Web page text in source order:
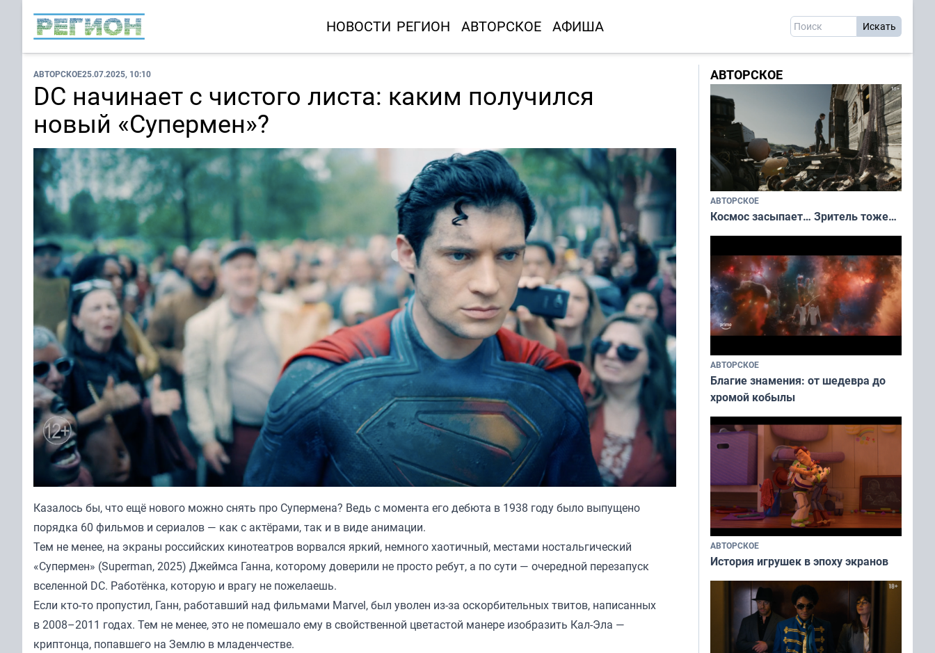
НОВОСТИ РЕГИОН АВТОРСКОЕ АФИША
АВТОРСКОЕ25.07.2025, 10:10
DC начинает с чистого листа: каким получился
новый «Супермен»?
Казалось бы, что ещё нового можно снять про Супермена? Ведь с момента его дебюта в 1938 году было выпущено
порядка 60 фильмов и сериалов — как с актёрами, так и в виде анимации.
Тем не менее, на экраны российских кинотеатров ворвался яркий, немного хаотичный, местами ностальгический
«Супермен» (Superman, 2025) Джеймса Ганна, которому доверили не просто ребут, а по сути — очередной перезапуск
вселенной DC. Работёнка, которую и врагу не пожелаешь.
Если кто-то пропустил, Ганн, работавший над фильмами Marvel, был уволен из-за оскорбительных твитов, написанных
в 2008–2011 годах. Тем не менее, это не помешало ему в свойственной цветастой манере изобразить Кал-Эла —
криптонца, попавшего на Землю в младенчестве.
АВТОРСКОЕ
АВТОРСКОЕ
Космос засыпает… Зритель тоже…
АВТОРСКОЕ
Благие знамения: от шедевра до
хромой кобылы
АВТОРСКОЕ
История игрушек в эпоху экранов